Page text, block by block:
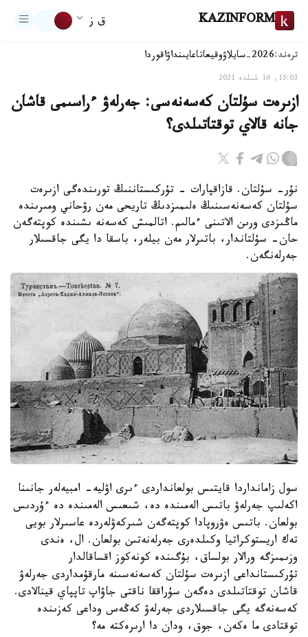
KAZINFORM ق ز
ترەند:2026-سايلاۋ وقيعاتاعايىنداۋاقوردا
15:03, 16 شىلدە 2021
ازىرەت سۇلتان كەسەنەسى: جەرلەۋ ءراسىمى قاشان
جانە قالاي توقتاتىلدى؟
نۇر- سۇلتان. قازاقپارات - تۇركىستاننىڭ تورىندەگى ازىرەت
سۇلتان كەسەنەسىنىڭ ەلىمىزدىڭ تاريحى مەن رۋحاني ومىرىندە
ماڭىزدى ورىن الاتىنى ءمالىم. اتالمىش كەسەنە ىشىندە كوپتەگەن
حان- سۇلتاندار، باتىرلار مەن بيلەر، باسقا دا يگى جاقسىلار
جەرلەنگەن.
سول زامانداردا قايتىس بولعانداردى ءىرى اۋليە- امبيەلەر جانىنا
اكەلىپ جەرلەۋ باتىس الەمىندە دە، شىعىس الەمىندە دە ءۇردىس
بولعان. باتىس ەۋروپادا كوپتەگەن شىركەۋلەردە عاسىرلار بويى
تەك اريستوكراتيا وكىلدەرى جەرلەنەتىن بولعان. ال، ەندى
وزىمىزگە ورالار بولساق، بۇگىندە كونەكوز اقساقالدار
تۇركىستانداعى ازىرەت سۇلتان كەسەنەسىنە مارقۇمداردى جەرلەۋ
قاشان توقتاتىلدى دەگەن سۇراققا ناقتى جاۋاپ تاپپاي قينالادى.
كەسەنەگە يگى جاقسىلاردى جەرلەۋ كەڭەس وداعى كەزىندە
توقتادى ما ەكەن، جوق، ودان دا ارىرەكتە مە؟